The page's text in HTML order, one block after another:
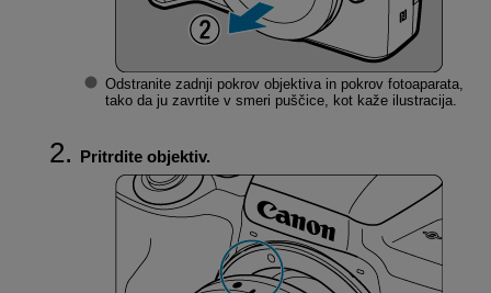
Odstranite zadnji pokrov objektiva in pokrov fotoaparata,
tako da ju zavrtite v smeri puščice, kot kaže ilustracija.
Pritrdite objektiv.